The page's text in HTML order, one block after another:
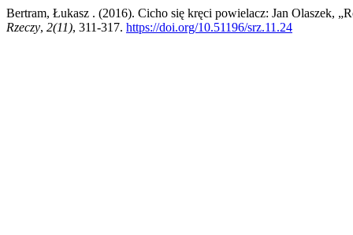
Bertram, Łukasz . (2016). Cicho się kręci powielacz: Jan Olaszek,
Rzeczy, 2(11), 311-317. https://doi.org/10.51196/srz.11.24